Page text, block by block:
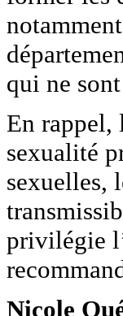
qui ne
En rappel,
sexualité
sexuelles,
privilégie
Nicole